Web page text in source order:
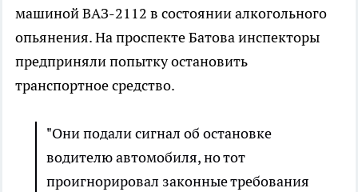
машиной ВАЗ-2112 в состоянии алкогольного
опьянения. На проспекте Батова инспекторы
предприняли попытку остановить
транспортное средство.
"Они подали сигнал об остановке
водителю автомобиля, но тот
проигнорировал законные требования